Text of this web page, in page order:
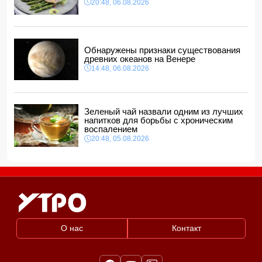
20:48, 06.08.2026
Обнаружены признаки существования
древних океанов на Венере
14:48, 06.08.2026
Зеленый чай назвали одним из лучших
напитков для борьбы с хроническим
воспалением
20:48, 05.08.2026
О нас Контакт